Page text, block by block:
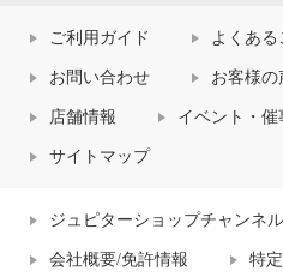
ご利用ガイド よくある
お問い合わせ お客様の
店舗情報 イベント・催
サイトマップ
ジュピターショップチャンネ
会社概要/免許情報 特